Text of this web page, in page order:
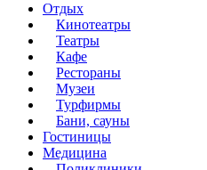
Отдых
Кинотеатры
Театры
Кафе
Рестораны
Музеи
Турфирмы
Бани, сауны
Гостиницы
Медицина